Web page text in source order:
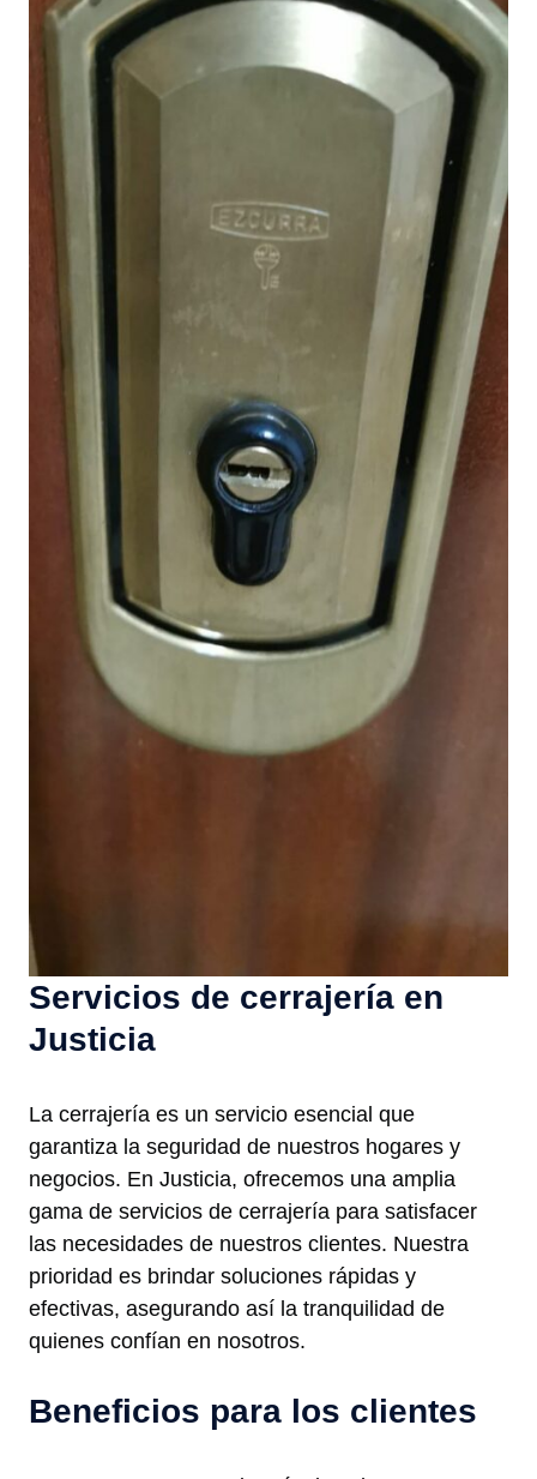
Servicios de cerrajería en
Justicia
La cerrajería es un servicio esencial que
garantiza la seguridad de nuestros hogares y
negocios. En Justicia, ofrecemos una amplia
gama de servicios de cerrajería para satisfacer
las necesidades de nuestros clientes. Nuestra
prioridad es brindar soluciones rápidas y
efectivas, asegurando así la tranquilidad de
quienes confían en nosotros.
Beneficios para los clientes